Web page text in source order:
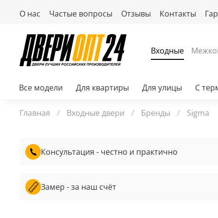
О нас Частые вопросы Отзывы Контакты
Входные
Все модели Для квартиры Для улицы С
Главная Входные двери Бренды Sigma
Консультация - честно и практично
Замер - за наш счёт